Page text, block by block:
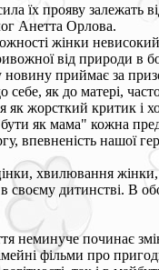
їх прояву
Анетта Орлова.
жінки
від природи в
новину приймає за
як до матері,
як жорсткий критик і
як мама" кожна
впевненість нашої
хвилювання
своєму дитинстві.
неминуче починає
фільми про